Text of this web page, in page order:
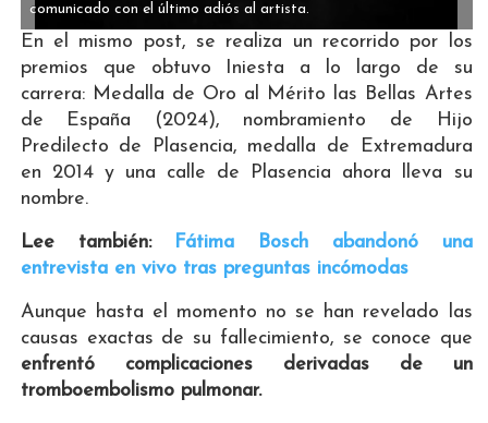
comunicado con el último adiós al artista.
En el mismo post, se realiza un recorrido por los
premios que obtuvo Iniesta a lo largo de su
carrera: Medalla de Oro al Mérito las Bellas Artes
de España (2024), nombramiento de Hijo
Predilecto de Plasencia, medalla de Extremadura
en 2014 y una calle de Plasencia ahora lleva su
nombre.
Lee también: Fátima Bosch abandonó una
entrevista en vivo tras preguntas incómodas
Aunque hasta el momento no se han revelado las
causas exactas de su fallecimiento, se conoce que
enfrentó complicaciones derivadas de un
tromboembolismo pulmonar.